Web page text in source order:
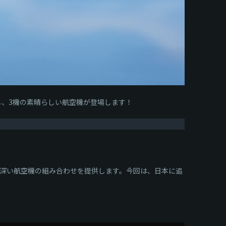
3機の素晴らしい航空機が登場します！
航空機の組み合わせを提供します。今回は、日本に追